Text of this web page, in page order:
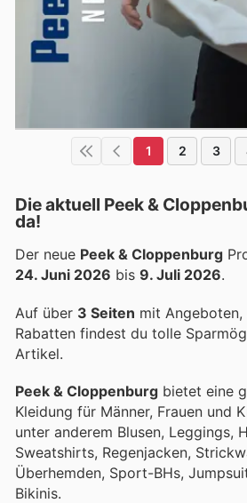
1 2 3
Die aktuell Peek &
da!
Der neue Peek & Cloppenburg
24. Juni 2026 bis 9. Juli 2026.
Auf über 3 Seiten mit
Rabatten findest du tolle
Artikel.
Peek & Cloppenburg bietet eine
Kleidung für Männer, Frauen und
unter anderem Blusen, Leggings,
Sweatshirts, Regenjacken,
Überhemden, Sport-BHs,
Bikinis.